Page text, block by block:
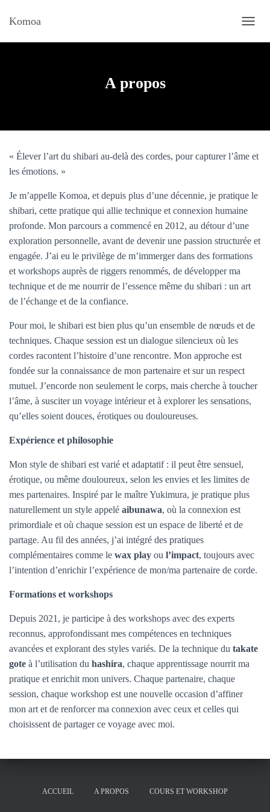
Komoa
É
V
A
O
A propos
« Élever l’art du shibari au-delà des cordes, pour capturer l’âme et
les émotions. »
Je m’appelle Komoa, et depuis plus d’une décennie, je pratique le
shibari, cette pratique qui allie technique et connexion humaine
profonde. Mon parcours a commencé en 2012, au détour d’une
exploration personnelle, avant de devenir une passion structurée et
engagée. J’ai eu le privilège de m’immerger dans des formations
et workshops auprès de riggers renommés, de développer ma
technique et de me nourrir de l’essence même du shibari : un art
de l’échange et de la confiance.
Pour moi, le shibari est bien plus qu’un ensemble de nœuds et de
techniques. Chaque session est un dialogue silencieux où les
cordes racontent l’histoire d’une rencontre. Mon approche est
fondée sur la connaissance de mon partenaire et sur un respect
mutuel. J’encorde non seulement le corps, mais cherche à toucher
l’âme, à susciter un voyage intérieur et à explorer les sensations,
qu’elles soient douces, érotiques ou douloureuses.
Expérience et philosophie
Mon style de shibari est varié et adaptatif : il peut être sensuel,
érotique, ou même douloureux, selon les envies et les limites de
mes partenaires. Inspiré par le maître Yukimura, je pratique plus
naturellement un style appelé aibunawa, où la connexion est
primordiale et où chaque session est un espace de liberté et de
partage. Au fil des années, j’ai intégré des pratiques
complémentaires comme le wax play ou l’impact, toujours avec
l’intention d’enrichir l’expérience de mon/ma partenaire de corde.
Formations et workshops
Depuis 2021, je participe à des workshops avec des experts
reconnus, approfondissant mes compétences en techniques
avancées et explorant des styles variés. De la technique du takate
gote à l’utilisation du hashira, chaque apprentissage nourrit ma
pratique et enrichit mon univers. Chaque partenaire, chaque
session, chaque workshop est une nouvelle occasion d’affiner
mon art et de renforcer ma connexion avec ceux et celles qui
choisissent de partager ce voyage avec moi.
ACCUEIL A PROPOS COURS ET WORKSHOP